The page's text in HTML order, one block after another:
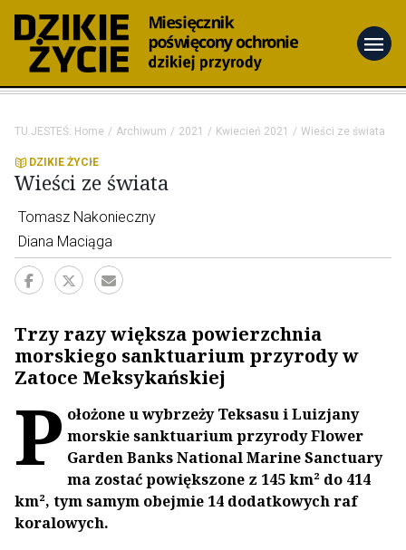
menu
TU JESTEŚ: Home Archiwum 2021 Kwiecień 2021 Wieści ze świata
DZIKIE ŻYCIE
Wieści ze świata
Tomasz Nakonieczny
Diana Maciąga
Trzy razy większa powierzchnia
morskiego sanktuarium przyrody w
Zatoce Meksykańskiej
P ołożone u wybrzeży Teksasu i Luizjany
morskie sanktuarium przyrody Flower
Garden Banks National Marine Sanctuary
ma zostać powiększone z 145 km² do 414
km², tym samym obejmie 14 dodatkowych raf
koralowych.